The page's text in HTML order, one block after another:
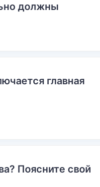
должны
главная
Поясните свой